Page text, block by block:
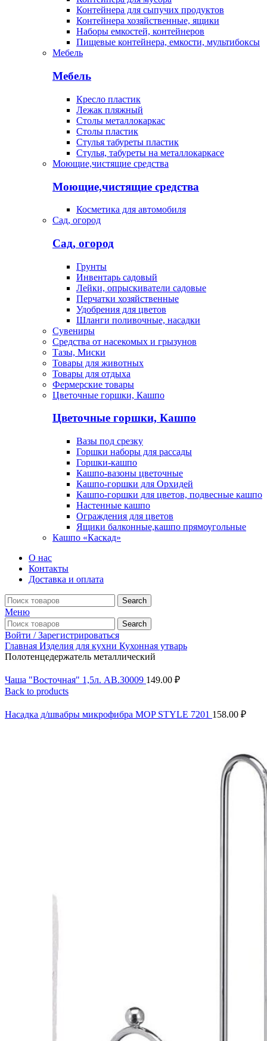
Контейнера для сыпучих продуктов
Контейнера хозяйственные, ящики
Наборы емкостей, контейнеров
Пищевые контейнера, емкости, мультибоксы
Мебель
Мебель
Кресло пластик
Лежак пляжный
Столы металлокаркас
Столы пластик
Стулья табуреты пластик
Стулья, табуреты на металлокаркасе
Моющие,чистящие средства
Моющие,чистящие средства
Косметика для автомобиля
Сад, огород
Сад, огород
Грунты
Инвентарь садовый
Лейки, опрыскиватели садовые
Перчатки хозяйственные
Удобрения для цветов
Шланги поливочные, насадки
Сувениры
Средства от насекомых и грызунов
Тазы, Миски
Товары для животных
Товары для отдыха
Фермерские товары
Цветочные горшки, Кашпо
Цветочные горшки, Кашпо
Вазы под срезку
Горшки наборы для рассады
Горшки-кашпо
Кашпо-вазоны цветочные
Кашпо-горшки для Орхидей
Кашпо-горшки для цветов, подвесные кашпо
Настенные кашпо
Ограждения для цветов
Ящики балконные,кашпо прямоугольные
Кашпо «Каскад»
О нас
Контакты
Доставка и оплата
Search
Меню
Search
Войти / Зарегистрироваться
Главная Изделия для кухни Кухонная утварь
Полотенцедержатель металлический
Чаша "Восточная" 1,5л. АВ.30009 149.00 ₽
Back to products
Насадка д/швабры микрофибра MOP STYLE 7201 158.00 ₽